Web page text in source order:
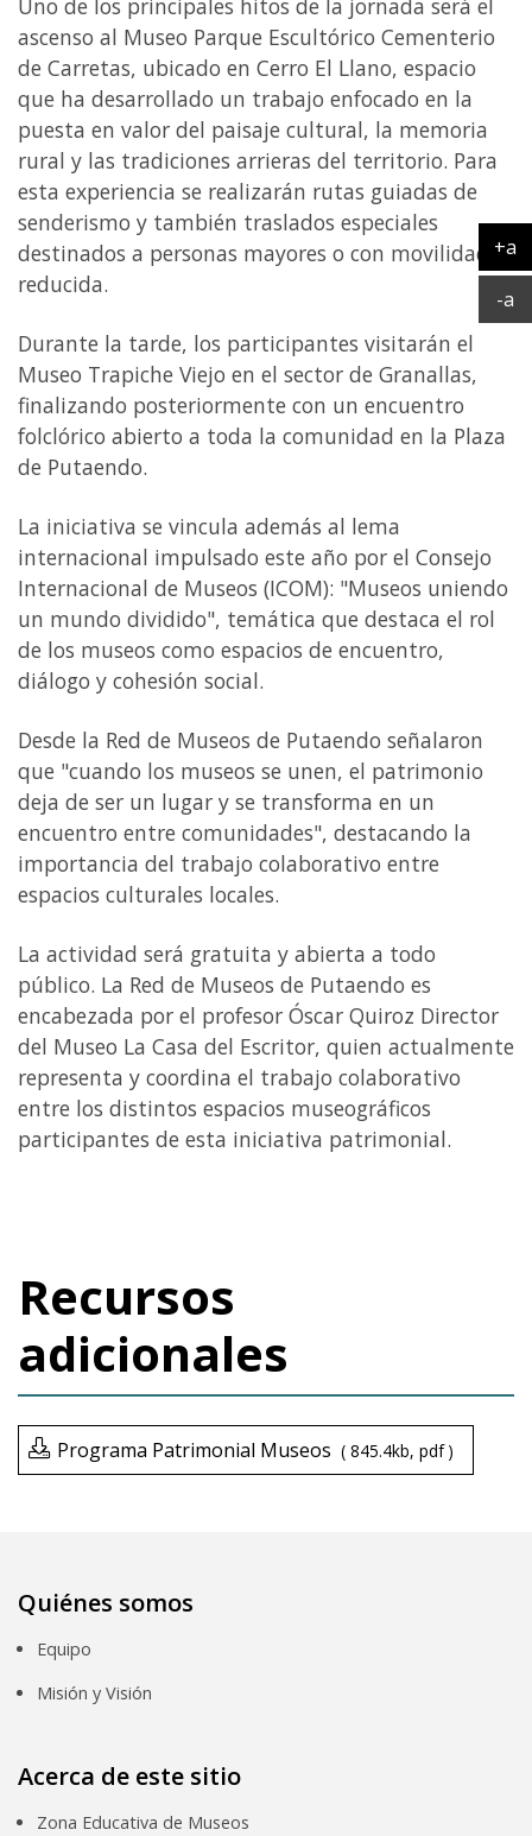
Uno de los principales hitos de la jornada será el
ascenso al Museo Parque Escultórico Cementerio
de Carretas, ubicado en Cerro El Llano, espacio
que ha desarrollado un trabajo enfocado en la
puesta en valor del paisaje cultural, la memoria
rural y las tradiciones arrieras del territorio. Para
esta experiencia se realizarán rutas guiadas de
senderismo y también traslados especiales
destinados a personas mayores o con movilidad
reducida.
Durante la tarde, los participantes visitarán el
Museo Trapiche Viejo en el sector de Granallas,
finalizando posteriormente con un encuentro
folclórico abierto a toda la comunidad en la Plaza
de Putaendo.
La iniciativa se vincula además al lema
internacional impulsado este año por el Consejo
Internacional de Museos (ICOM): "Museos uniendo
un mundo dividido", temática que destaca el rol
de los museos como espacios de encuentro,
diálogo y cohesión social.
Desde la Red de Museos de Putaendo señalaron
que "cuando los museos se unen, el patrimonio
deja de ser un lugar y se transforma en un
encuentro entre comunidades", destacando la
importancia del trabajo colaborativo entre
espacios culturales locales.
La actividad será gratuita y abierta a todo
público. La Red de Museos de Putaendo es
encabezada por el profesor Óscar Quiroz Director
del Museo La Casa del Escritor, quien actualmente
representa y coordina el trabajo colaborativo
entre los distintos espacios museográficos
participantes de esta iniciativa patrimonial.
Recursos
adicionales
Programa Patrimonial Museos 845.4kb pdf
Quiénes somos
Equipo
Misión y Visión
Acerca de este sitio
Zona Educativa de Museos
+a
-a